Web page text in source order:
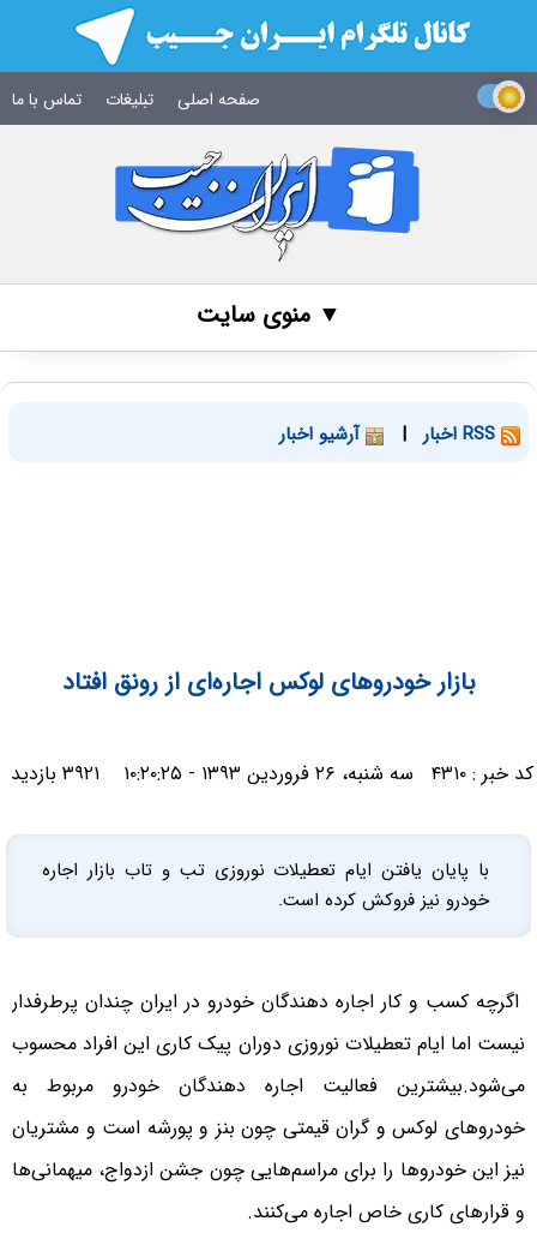
صفحه اصلی تبلیغات تماس با ما
▼ منوی سایت
| آرشیو اخبار
بازار خودروهای لوکس اجاره‌ای از رونق افتاد
کد خبر :۴۳۱۰ سه شنبه، ۲۶ فروردین ۱۳۹۳ - ۱۰:۲۰:۲۵ ۳۹۲۱ بازدید
با پایان یافتن ایام تعطیلات نوروزی تب و تاب بازار اجاره
خودرو نیز فروکش کرده است.
اگرچه کسب و کار اجاره دهندگان خودرو در ایران چندان پرطرفدار
نیست اما ایام تعطیلات نوروزی دوران پیک کاری این افراد محسوب
می‌شود.بیشترین فعالیت اجاره دهندگان خودرو مربوط به
خودروهای لوکس و گران قیمتی چون بنز و پورشه است و مشتریان
نیز این خودروها را برای مراسم‌هایی چون جشن ازدواج، میهمانی‌ها
و قرارهای کاری خاص اجاره می‌کنند.